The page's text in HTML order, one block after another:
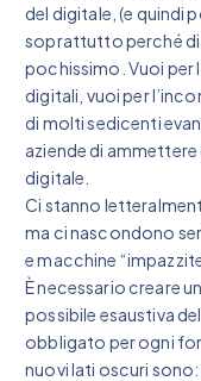
del digitale, (e quindi
soprattutto perché di
pochissimo. Vuoi per
digitali, vuoi per
di molti sedicenti
aziende di
digitale.
Ci stanno
ma ci nascondono
e macchine
È necessario creare
possibile esaustiva
obbligato per ogni
nuovi lati oscuri